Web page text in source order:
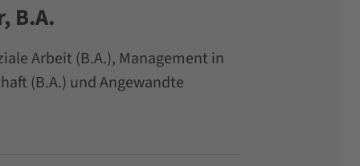
B.A.
Arbeit (B.A.), Management in
(B.A.) und Angewandte